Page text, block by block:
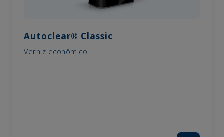
Autoclear® Classic
Verniz econômico